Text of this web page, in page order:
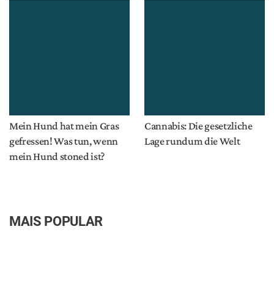
Mein Hund hat mein Gras
gefressen! Was tun, wenn
mein Hund stoned ist?
Cannabis: Die gesetzliche
Lage rundum die Welt
MAIS POPULAR